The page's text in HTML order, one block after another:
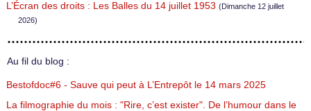
L’Écran des droits : Les Balles du 14 juillet 1953 (Dimanche 12 juillet
2026)
Au fil du blog :
Bestofdoc#6 - Sauve qui peut à L’Entrepôt le 14 mars 2025
La filmographie du mois : "Rire, c’est exister". De l’humour dans le